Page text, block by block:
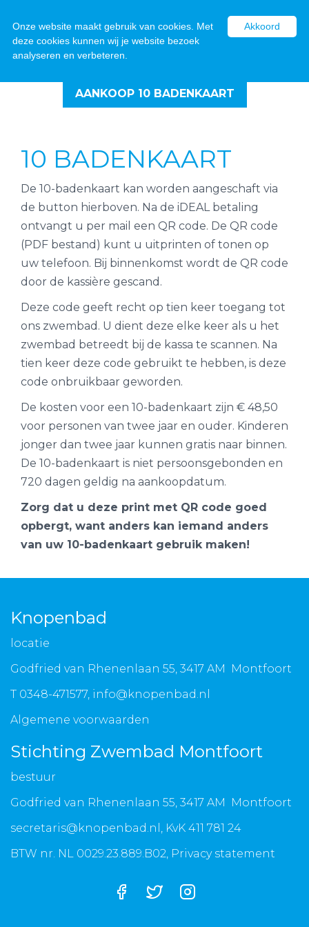
AANKOOP 10 BADENKAART
10 BADENKAART
De 10-badenkaart kan worden aangeschaft via
de button hierboven. Na de iDEAL betaling
ontvangt u per mail een QR code. De QR code
(PDF bestand) kunt u uitprinten of tonen op
uw telefoon. Bij binnenkomst wordt de QR code
door de kassière gescand.
Deze code geeft recht op tien keer toegang tot
ons zwembad. U dient deze elke keer als u het
zwembad betreedt bij de kassa te scannen. Na
tien keer deze code gebruikt te hebben, is deze
code onbruikbaar geworden.
De kosten voor een 10-badenkaart zijn € 48,50
voor personen van twee jaar en ouder. Kinderen
jonger dan twee jaar kunnen gratis naar binnen.
De 10-badenkaart is niet persoonsgebonden en
720 dagen geldig na aankoopdatum.
Zorg dat u deze print met QR code goed
opbergt, want anders kan iemand anders
van uw 10-badenkaart gebruik maken!
Knopenbad
locatie
Godfried van Rhenenlaan 55, 3417 AM Montfoort
T 0348-471577, info@knopenbad.nl
Algemene voorwaarden
Stichting Zwembad Montfoort
bestuur
Godfried van Rhenenlaan 55, 3417 AM Montfoort
secretaris@knopenbad.nl , KvK 411 781 24
BTW nr. NL 0029.23.889.B02, Privacy statement
Akkoord
Onze website maakt gebruik van cookies. Met
deze cookies kunnen wij je website bezoek
analyseren en verbeteren.